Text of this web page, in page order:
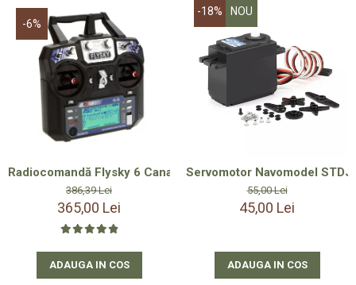
-6%
Radiocomandă Flysky 6 Canale - 2.4GHz pentru Dronă,
386,39 Lei
365,00 Lei
ADAUGA IN COS
-18% NOU
Servomotor Navomodel
55,00 Lei
45,00 Lei
ADAUGA IN COS